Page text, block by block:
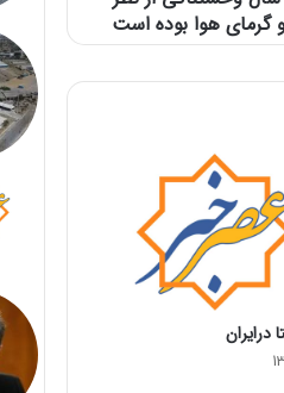
گرمای هوا بوده است
درایران